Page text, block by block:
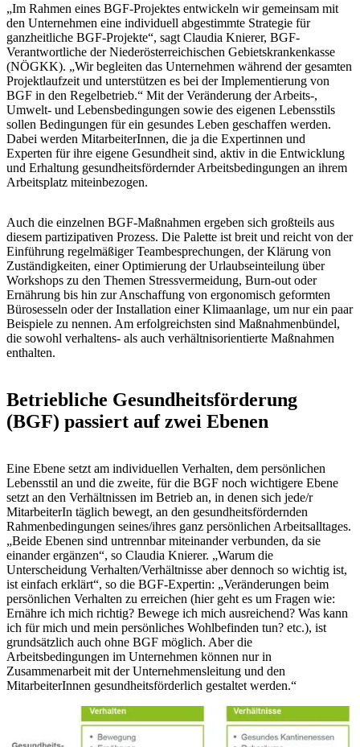
„Im Rahmen eines BGF-Projektes entwickeln wir gemeinsam mit
den Unternehmen eine individuell abgestimmte Strategie für
ganzheitliche BGF-Projekte“, sagt Claudia Knierer, BGF-
Verantwortliche der Niederösterreichischen Gebietskrankenkasse
(NÖGKK). „Wir begleiten das Unternehmen während der gesamten
Projektlaufzeit und unterstützen es bei der Implementierung von
BGF in den Regelbetrieb.“ Mit der Veränderung der Arbeits-,
Umwelt- und Lebensbedingungen sowie des eigenen Lebensstils
sollen Bedingungen für ein gesundes Leben geschaffen werden.
Dabei werden MitarbeiterInnen, die ja die Expertinnen und
Experten für ihre eigene Gesundheit sind, aktiv in die Entwicklung
und Erhaltung gesundheitsfördernder Arbeitsbedingungen an ihrem
Arbeitsplatz miteinbezogen.
Auch die einzelnen BGF-Maßnahmen ergeben sich großteils aus
diesem partizipativen Prozess. Die Palette ist breit und reicht von der
Einführung regelmäßiger Teambesprechungen, der Klärung von
Zuständigkeiten, einer Optimierung der Urlaubseinteilung über
Workshops zu den Themen Stressvermeidung, Burn-out oder
Ernährung bis hin zur Anschaffung von ergonomisch geformten
Bürosesseln oder der Installation einer Klimaanlage, um nur ein paar
Beispiele zu nennen. Am erfolgreichsten sind Maßnahmenbündel,
die sowohl verhaltens- als auch verhältnisorientierte Maßnahmen
enthalten.
Betriebliche Gesundheitsförderung
(BGF) passiert auf zwei Ebenen
Eine Ebene setzt am individuellen Verhalten, dem persönlichen
Lebensstil an und die zweite, für die BGF noch wichtigere Ebene
setzt an den Verhältnissen im Betrieb an, in denen sich jede/r
MitarbeiterIn täglich bewegt, an den gesundheitsfördernden
Rahmenbedingungen seines/ihres ganz persönlichen Arbeitsalltages.
„Beide Ebenen sind untrennbar miteinander verbunden, da sie
einander ergänzen“, so Claudia Knierer. „Warum die
Unterscheidung Verhalten/Verhältnisse aber dennoch so wichtig ist,
ist einfach erklärt“, so die BGF-Expertin: „Veränderungen beim
persönlichen Verhalten zu erreichen (hier geht es um Fragen wie:
Ernähre ich mich richtig? Bewege ich mich ausreichend? Was kann
ich für mich und mein persönliches Wohlbefinden tun? etc.), ist
grundsätzlich auch ohne BGF möglich. Aber die
Arbeitsbedingungen im Unternehmen können nur in
Zusammenarbeit mit der Unternehmensleitung und den
MitarbeiterInnen gesundheitsförderlich gestaltet werden.“